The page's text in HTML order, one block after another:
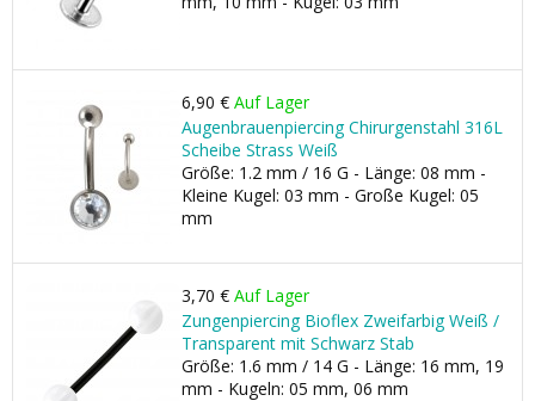
6,90 € Auf Lager
Augenbrauenpiercing Chirurgenstahl 316L
Scheibe Strass Weiß
Größe: 1.2 mm / 16 G - Länge: 08 mm -
Kleine Kugel: 03 mm - Große Kugel: 05
mm
3,70 € Auf Lager
Zungenpiercing Bioflex Zweifarbig Weiß /
Transparent mit Schwarz Stab
Größe: 1.6 mm / 14 G - Länge: 16 mm, 19
mm - Kugeln: 05 mm, 06 mm